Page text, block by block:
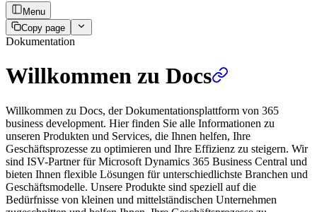
Menu
Copy page
Dokumentation
Willkommen zu Docs
Willkommen zu Docs, der Dokumentationsplattform von 365
business development. Hier finden Sie alle Informationen zu
unseren Produkten und Services, die Ihnen helfen, Ihre
Geschäftsprozesse zu optimieren und Ihre Effizienz zu steigern. Wir
sind ISV-Partner für Microsoft Dynamics 365 Business Central und
bieten Ihnen flexible Lösungen für unterschiedlichste Branchen und
Geschäftsmodelle. Unsere Produkte sind speziell auf die
Bedürfnisse von kleinen und mittelständischen Unternehmen